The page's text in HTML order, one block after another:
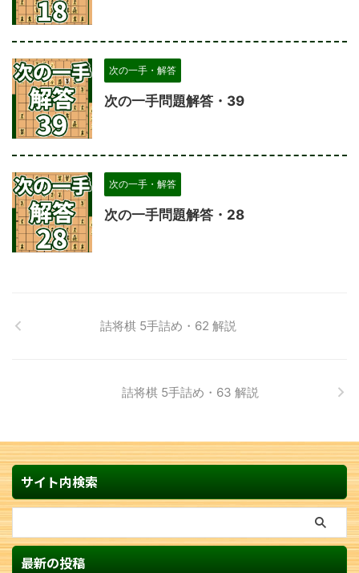
次の一手・解答
次の一手問題解答・39
次の一手・解答
次の一手問題解答・28
詰将棋 5手詰め・62 解説
詰将棋 5手詰め・63 解説
サイト内検索
最新の投稿